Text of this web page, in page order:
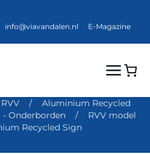
info@viavandalen.nl E-Magazine
/
Aluminium Recycled
- Onderborden /
RVV model
Recycled Sign